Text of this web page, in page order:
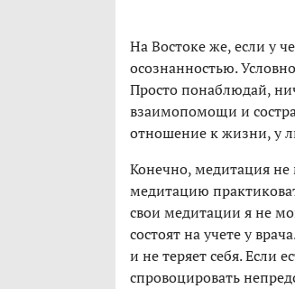
На Востоке же, если у
осознанностью.
Просто понаблюдай,
взаимопомощи и
отношение к жизни, у
Конечно, медитация не
медитацию
свои медитации я не
состоят на учете у
и не теряет себя. Если
спровоцировать